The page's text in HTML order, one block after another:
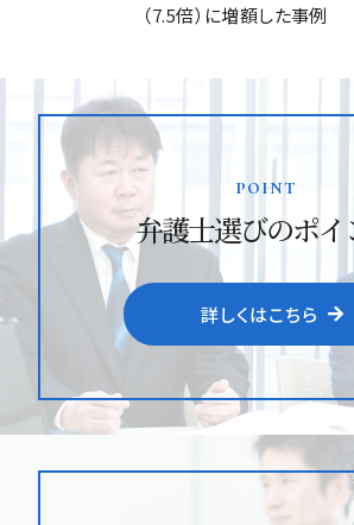
（7.5倍）に増額した事例
point
弁護士選びのポイ
詳しくはこちら